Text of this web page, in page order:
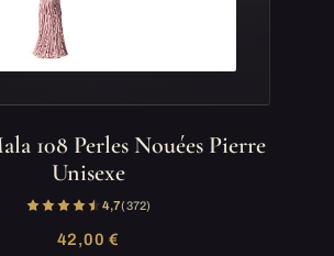
108 Perles Nouées Pierre
Unisexe
4,7(372)
42,00 €